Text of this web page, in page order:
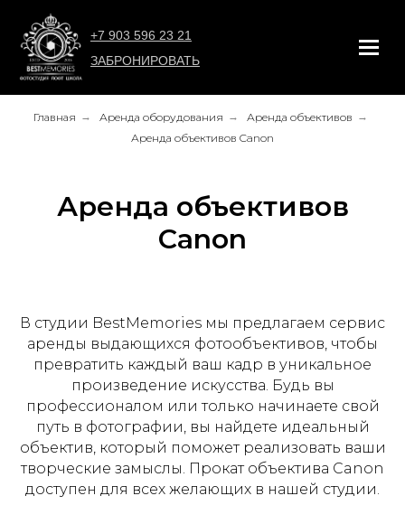
+7 903 596 23 21
ЗАБРОНИРОВАТЬ
Главная → Аренда оборудования → Аренда объективов →
Аренда объективов Canon
Аренда объективов
Canon
В студии BestMemories мы предлагаем сервис
аренды выдающихся фотообъективов, чтобы
превратить каждый ваш кадр в уникальное
произведение искусства. Будь вы
профессионалом или только начинаете свой
путь в фотографии, вы найдете идеальный
объектив, который поможет реализовать ваши
творческие замыслы. Прокат объектива Canon
доступен для всех желающих в нашей студии.